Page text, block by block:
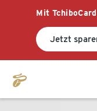
Mit
Jetzt